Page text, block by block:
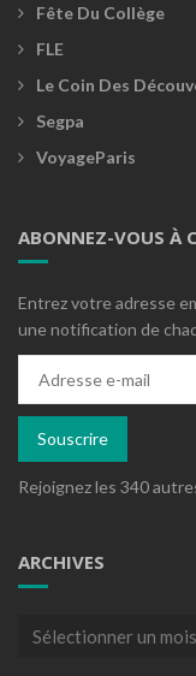
Fête Du Collège
FLE
Le Coin Des
Segpa
VoyageParis
ABONNEZ-VOUS À
Entrez votre adresse
une notification de
mail
Souscrire
Rejoignez les 340
ARCHIVES
Archives